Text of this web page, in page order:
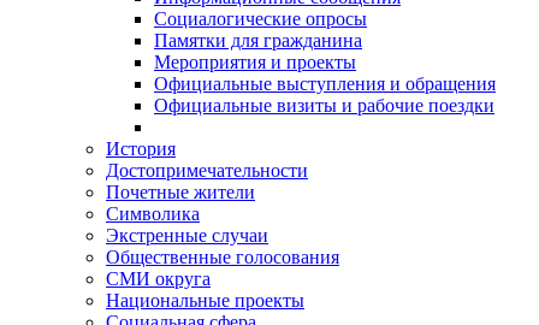
Социалогические опросы
Памятки для гражданина
Мероприятия и проекты
Официальные выступления и обращения
Официальные визиты и рабочие поездки
История
Достопримечательности
Почетные жители
Символика
Экстренные случаи
Общественные голосования
СМИ округа
Национальные проекты